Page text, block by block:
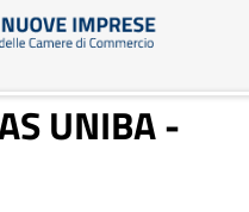
UNIBA -